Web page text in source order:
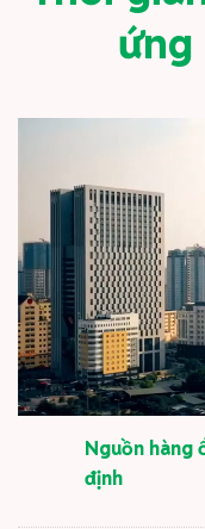
ứng
Nguồn hàng
định